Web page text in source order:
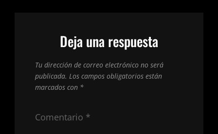
Deja una respuesta
Tu dirección de correo electrónico no será
publicada. Los campos obligatorios están
marcados con *
Comentario *